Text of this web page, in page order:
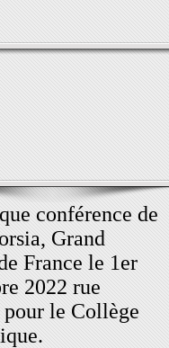
conférence de
Grand
France le 1er
2022 rue
pour le Collège